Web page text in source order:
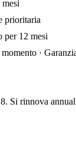
prioritaria
per 12 mesi
·
Si rinnova